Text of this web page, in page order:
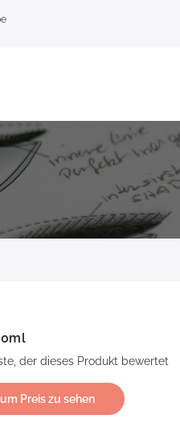
der dieses Produkt bewertet
Preis zu sehen